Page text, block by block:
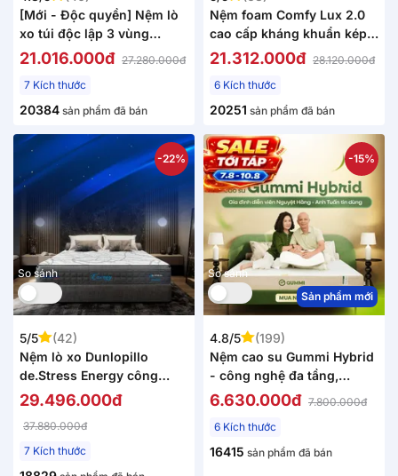
[Mới - Độc quyền] Nệm lò
xo túi độc lập 3 vùng
Dunlopillo de.Stress
21.016.000đ 27.280.000đ
7 Kích thước
20384 sản phẩm đã bán
Nệm foam Comfy Lux 2.0
cao cấp kháng khuẩn kép
dày 22cm
21.312.000đ 28.120.000đ
6 Kích thước
20251 sản phẩm đã bán
So sánh
-22%
5/5
(42)
Nệm lò xo Dunlopillo
de.Stress Energy công
nghệ cách ly chuyển động
29.496.000đ
37.880.000đ
7 Kích thước
So sánh
-15%
Sản phẩm mới
4.8/5
(199)
Nệm cao su Gummi Hybrid
- công nghệ đa tầng,
kháng khuẩn, siêu thoáng
6.630.000đ 7.800.000đ
6 Kích thước
16415 sản phẩm đã bán